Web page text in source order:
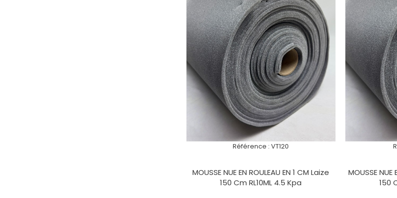
Référence : VT120
MOUSSE NUE EN ROULEAU EN 1 CM Laize
150 Cm RL10ML 4.5 Kpa
MOUSSE NUE
150